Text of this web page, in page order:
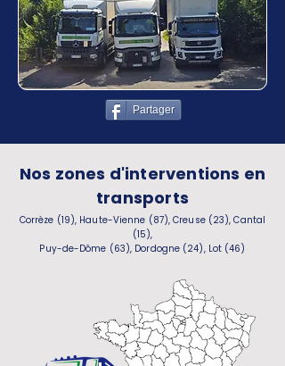
Partager
Nos zones d'interventions en
transports
Corrèze (19), Haute-Vienne (87), Creuse (23), Cantal
(15),
Puy-de-Dôme (63), Dordogne (24), Lot (46)